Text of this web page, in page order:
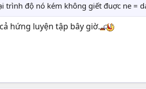
độ nó kém không giết đuợc ne =
hứng luyện tập bây giờ.